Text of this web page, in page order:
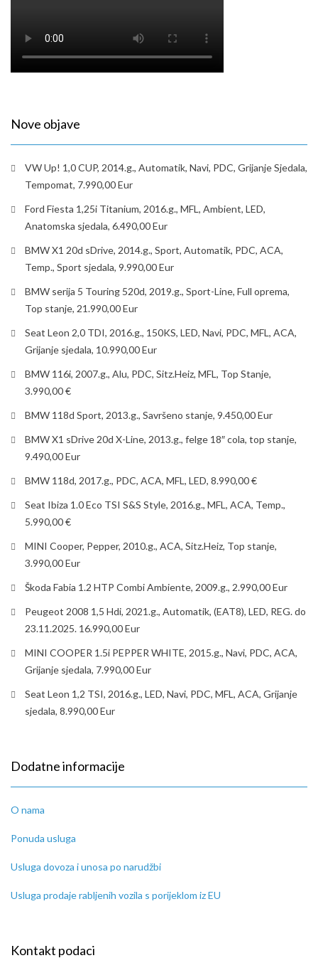
Nove objave
VW Up! 1,0 CUP, 2014.g., Automatik, Navi, PDC, Grijanje Sjedala,
Tempomat, 7.990,00 Eur
Ford Fiesta 1,25i Titanium, 2016.g., MFL, Ambient, LED,
Anatomska sjedala, 6.490,00 Eur
BMW X1 20d sDrive, 2014.g., Sport, Automatik, PDC, ACA,
Temp., Sport sjedala, 9.990,00 Eur
BMW serija 5 Touring 520d, 2019.g., Sport-Line, Full oprema,
Top stanje, 21.990,00 Eur
Seat Leon 2,0 TDI, 2016.g., 150KS, LED, Navi, PDC, MFL, ACA,
Grijanje sjedala, 10.990,00 Eur
BMW 116i, 2007.g., Alu, PDC, Sitz.Heiz, MFL, Top Stanje,
3.990,00 €
BMW 118d Sport, 2013.g., Savršeno stanje, 9.450,00 Eur
BMW X1 sDrive 20d X-Line, 2013.g., felge 18″ cola, top stanje,
9.490,00 Eur
BMW 118d, 2017.g., PDC, ACA, MFL, LED, 8.990,00 €
Seat Ibiza 1.0 Eco TSI S&S Style, 2016.g., MFL, ACA, Temp.,
5.990,00 €
MINI Cooper, Pepper, 2010.g., ACA, Sitz.Heiz, Top stanje,
3.990,00 Eur
Škoda Fabia 1.2 HTP Combi Ambiente, 2009.g., 2.990,00 Eur
Peugeot 2008 1,5 Hdi, 2021.g., Automatik, (EAT8), LED, REG. do
23.11.2025. 16.990,00 Eur
MINI COOPER 1.5i PEPPER WHITE, 2015.g., Navi, PDC, ACA,
Grijanje sjedala, 7.990,00 Eur
Seat Leon 1,2 TSI, 2016.g., LED, Navi, PDC, MFL, ACA, Grijanje
sjedala, 8.990,00 Eur
Dodatne informacije
O nama
Ponuda usluga
Usluga dovoza i unosa po narudžbi
Usluga prodaje rabljenih vozila s porijeklom iz EU
Kontakt podaci